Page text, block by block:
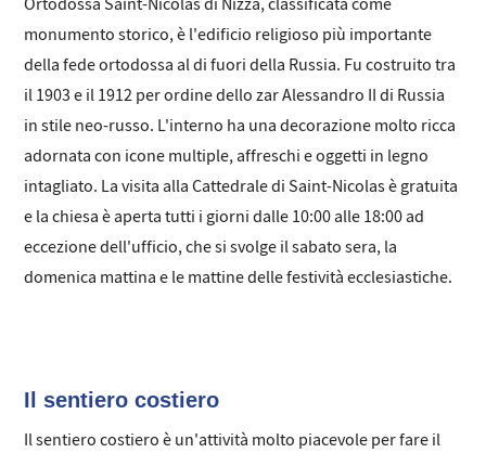
Ortodossa Saint-Nicolas di Nizza, classificata come
monumento storico, è l'edificio religioso più importante
della fede ortodossa al di fuori della Russia. Fu costruito tra
il 1903 e il 1912 per ordine dello zar Alessandro II di Russia
in stile neo-russo. L'interno ha una decorazione molto ricca
adornata con icone multiple, affreschi e oggetti in legno
intagliato. La visita alla Cattedrale di Saint-Nicolas è gratuita
e la chiesa è aperta tutti i giorni dalle 10:00 alle 18:00 ad
eccezione dell'ufficio, che si svolge il sabato sera, la
domenica mattina e le mattine delle festività ecclesiastiche.
Il sentiero costiero
Il sentiero costiero è un'attività molto piacevole per fare il